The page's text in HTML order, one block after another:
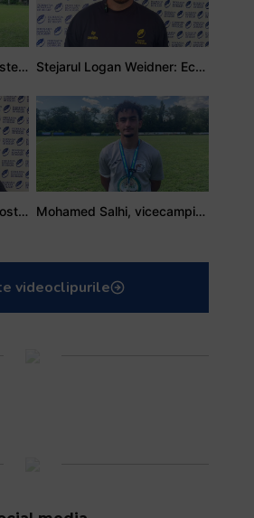
Adrian Țală: Visul meu este să debutez pentru România